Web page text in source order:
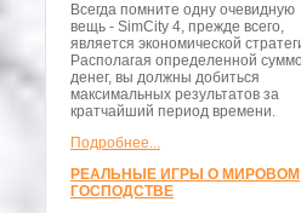
Всегда помните одну очевидную
вещь - SimCity 4, прежде всего,
является экономической
Располагая определенной
денег, вы должны добиться
максимальных результатов за
кратчайший период времени.
Подробнее...
РЕАЛЬНЫЕ ИГРЫ О МИРОВОМ
ГОСПОДСТВЕ